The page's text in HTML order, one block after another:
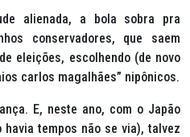
alienada, a bola sobra pra
conservadores, que saem
eleições, escolhendo (de novo
carlos magalhães” nipônicos.
E, neste ano, com o Japão
tempos não se via), talvez